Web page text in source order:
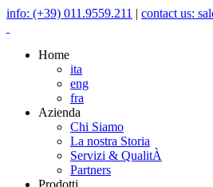
info: (+39) 011.9559.211 | contact us:
Home
ita
eng
fra
Azienda
Chi Siamo
La nostra Storia
Servizi & QualitÀ
Partners
Prodotti